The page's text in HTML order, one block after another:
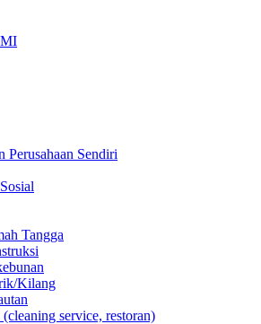
Perusahaan Sendiri
Tangga
Kilang
service, restoran)